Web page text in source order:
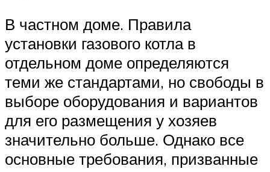
В частном доме. Правила
установки газового котла в
отдельном доме определяются
теми же стандартами, но свободы в
выборе оборудования и вариантов
для его размещения у хозяев
значительно больше. Однако все
основные требования, призванные